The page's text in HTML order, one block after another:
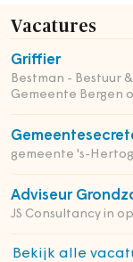
Vacatures
Griffier
Bestman - Bestuur
Gemeente Bergen
gemeente 's-
Adviseur
JS Consultancy in
Bekijk alle